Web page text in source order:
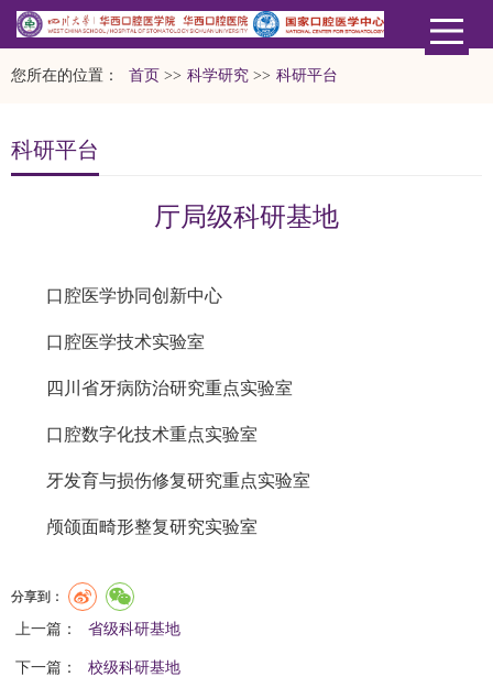
您所在的位置： 首页 >> 科学研究 >> 科研平台
科研平台
厅局级科研基地
口腔医学协同创新中心
口腔医学技术实验室
四川省牙病防治研究重点实验室
口腔数字化技术重点实验室
牙发育与损伤修复研究重点实验室
颅颌面畸形整复研究实验室
分享到：
上一篇： 省级科研基地
下一篇： 校级科研基地